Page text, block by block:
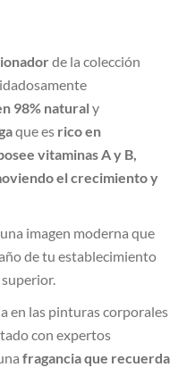
de la colección
98% natural y
que es rico en
vitaminas A y B,
el crecimiento y
imagen moderna que
de tu establecimiento
en las pinturas corporales
con expertos
fragancia que recuerda